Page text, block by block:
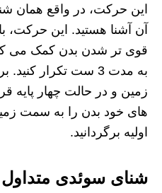
این حرکت، در واقع همان
آن آشنا هستید. این حرکت،
قوی تر شدن بدن کمک می
به مدت 3 ست تکرار
زمین و در حالت چهار پایه
های خود بدن را به سمت
اولیه برگردانید.
شنای سوئدی متداول